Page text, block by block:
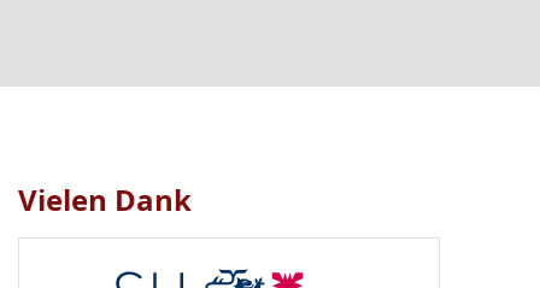
Vielen Dank
Logo1bis1von1sichtbar.